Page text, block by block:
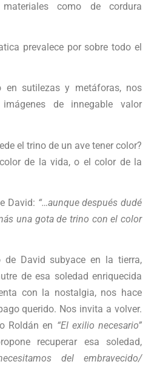
como de cordura
prevalece por sobre todo el
en sutilezas y metáforas, nos
de innegable valor
el trino de un ave tener color?
de la vida, o el color de la
David: “…aunque después dudé
una gota de trino con el color
de David subyace en la tierra,
de esa soledad enriquecida
con la nostalgia, nos hace
querido. Nos invita a volver.
Roldán en “El exilio necesario”
recuperar esa soledad,
del embravecido/